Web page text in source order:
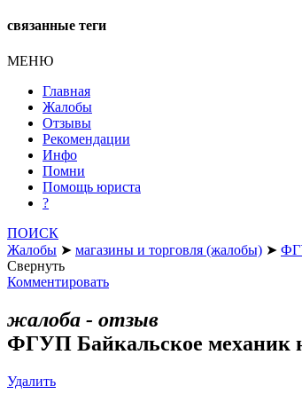
связанные теги
МЕНЮ
Главная
Жалобы
Отзывы
Рекомендации
Инфо
Помни
Помощь юриста
?
ПОИСК
Жалобы ➤ магазины и торговля (жалобы) ➤
Свернуть
Комментировать
жалоба - отзыв
ФГУП Байкальское механик
Удалить